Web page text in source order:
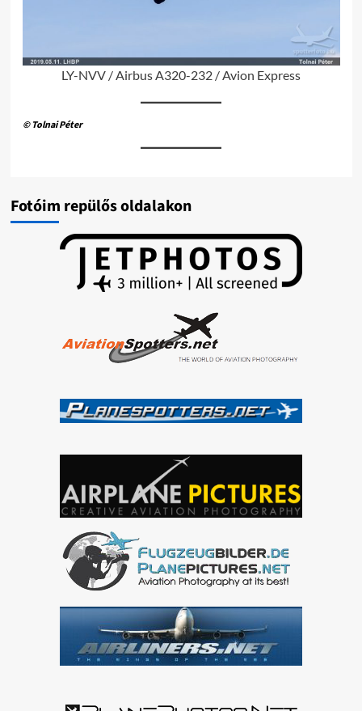
LY-NVV / Airbus A320-232 / Avion Express
© Tolnai Péter
Fotóim repülős oldalakon